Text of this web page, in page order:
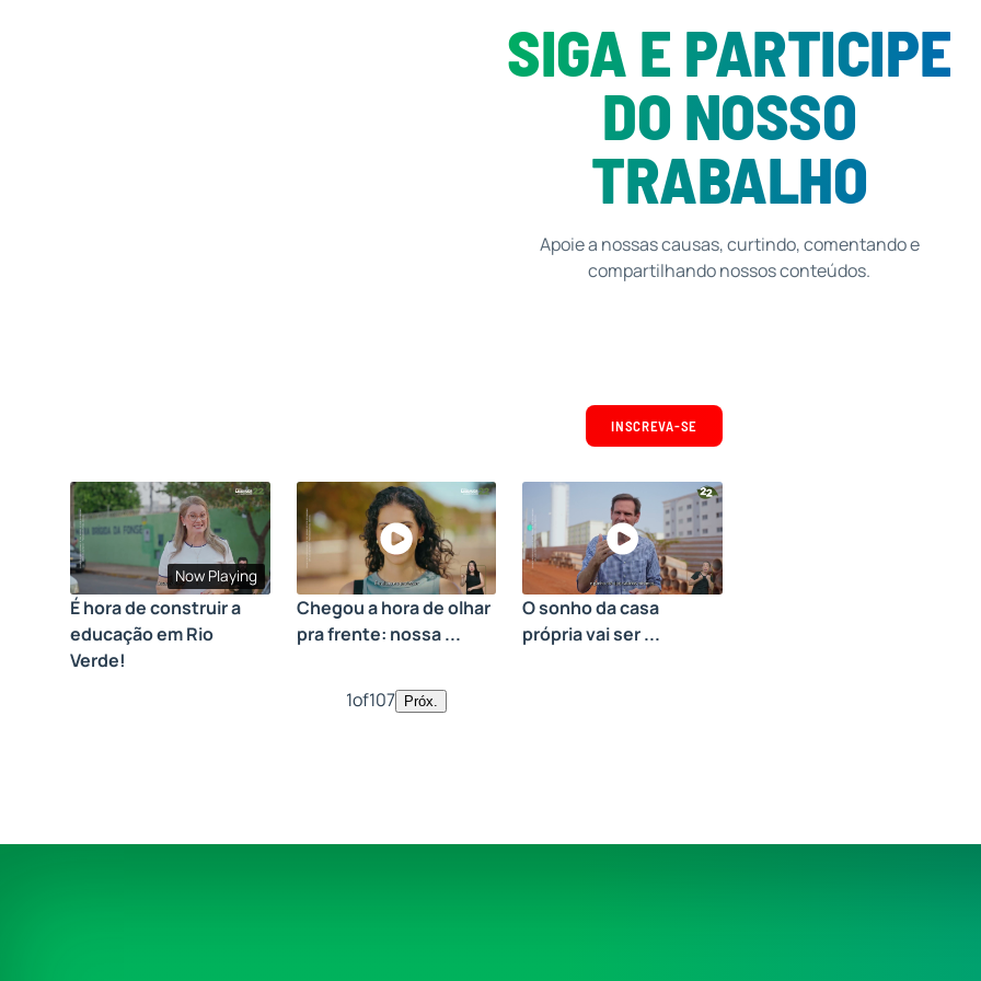
SIGA E PARTICIPE
DO NOSSO
TRABALHO
Apoie a nossas causas, curtindo, comentando e
compartilhando nossos conteúdos.
INSCREVA-SE
Now Playing
É hora de construir a
educação em Rio
Verde!
Chegou a hora de olhar
pra frente: nossa ...
O sonho da casa
própria vai ser ...
1of107 Próx.